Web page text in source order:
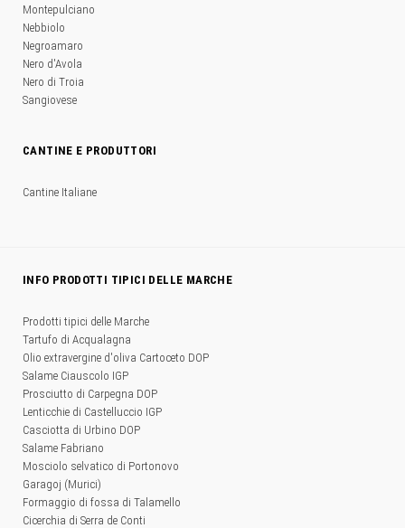
Montepulciano
Nebbiolo
Negroamaro
Nero d'Avola
Nero di Troia
Sangiovese
CANTINE E PRODUTTORI
Cantine Italiane
INFO PRODOTTI TIPICI DELLE MARCHE
Prodotti tipici delle Marche
Tartufo di Acqualagna
Olio extravergine d'oliva Cartoceto DOP
Salame Ciauscolo IGP
Prosciutto di Carpegna DOP
Lenticchie di Castelluccio IGP
Casciotta di Urbino DOP
Salame Fabriano
Mosciolo selvatico di Portonovo
Garagoj (Murici)
Formaggio di fossa di Talamello
Cicerchia di Serra de Conti